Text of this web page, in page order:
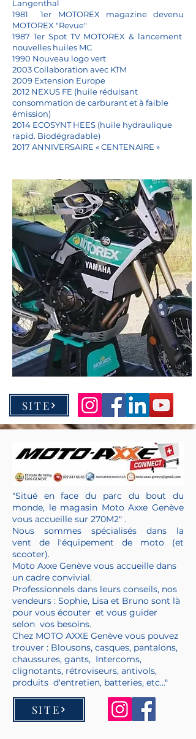
Langenthal
1981 1er MOTOREX magazine devenu
MOTOREX "Revue"
1987 1er Spot TV MOTOREX & lancement
nouvelles huiles MC
1990 Nouveau logo vert
2003 Collaboration avec KTM
2009 Extension Europe
2012 NEXUS FE (huile réduisant
consommation de carburant et à faible
émission)
2014 ECOSYNT HEES (huile hydraulique
rapid. Biodégradable)
2017 ANNIVERSAIRE « CENTENAIRE »
SITE
"Situé en face du parc du bout du
monde, le magasin Moto Axxe Genève
vous accueille sur 270M2" .
Nous sommes spécialisés dans la
vent de l'équipement de moto (et
scooter).
Moto Axxe Genève vous accueille dans
un cadre convivial.
Professionnels dans leurs conseils, nos
vendeurs : Sophie, Lisa et Bruno sont là
pour vous écouter et vous guider
selon vos besoins.
Chez MOTO AXXE Genève vous pouvez
trouver : Blousons, casques, pantalons,
chaussures, gants, Intercoms,
clignotants, rétroviseurs, antivols,
produits d'entretien, batteries, etc..."
SITE